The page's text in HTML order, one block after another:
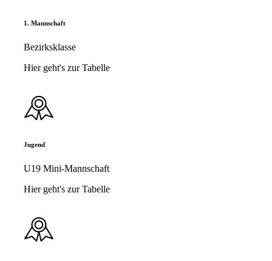
1. Mannschaft
Bezirksklasse
Hier geht's zur Tabelle
Jugend
U19 Mini-Mannschaft
Hier geht's zur Tabelle